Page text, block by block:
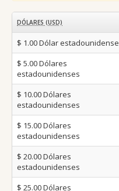
DÓLARES (USD)
$ 1.00Dólar estadounidense
$ 5.00Dólares
estadounidenses
$ 10.00Dólares
estadounidenses
$ 15.00Dólares
estadounidenses
$ 20.00Dólares
estadounidenses
$ 25.00Dólares